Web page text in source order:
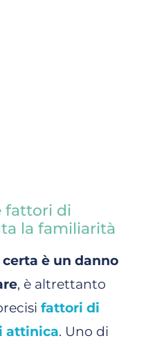
fattori di
la familiarità
certa è un danno
, è altrettanto
fattori di
attinica. Uno di